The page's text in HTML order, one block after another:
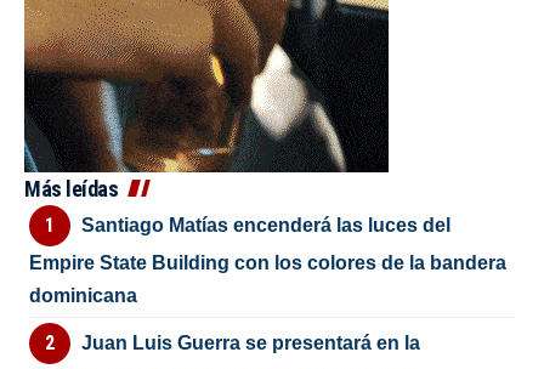
Más leídas
Santiago Matías encenderá las luces del
Empire State Building con los colores de la bandera
dominicana
Juan Luis Guerra se presentará en la